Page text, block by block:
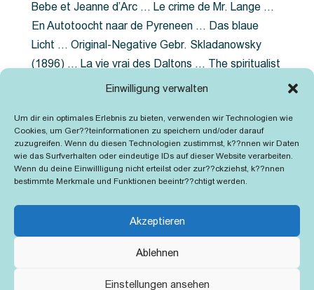
Einwilligung verwalten
Um dir ein optimales Erlebnis zu bieten, verwenden wir Technologien wie
Cookies, um Ger??teinformationen zu speichern und/oder darauf
zuzugreifen. Wenn du diesen Technologien zustimmst, k??nnen wir Daten
wie das Surfverhalten oder eindeutige IDs auf dieser Website verarbeiten.
Wenn du deine Einwillligung nicht erteilst oder zur??ckziehst, k??nnen
bestimmte Merkmale und Funktionen beeintr??chtigt werden.
Akzeptieren
Ablehnen
Einstellungen ansehen
Bebe et Jeanne d’Arc … Le crime de Mr. Lange …
En Autotoocht naar de Pyreneen … Das blaue
Licht … Original-Negative Gebr. Skladanowsky
(1896) … La vie vrai des Daltons … The spiritualist
photographer … Feuer im Fjord … The Song of the
Grubenlampe … Tolstoy … Grün ist die Heide …
Lady Hamilton … Mütter verzaget nicht …
Ruttmann Werbefilme